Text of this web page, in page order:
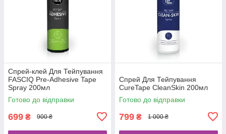
Спрей-клей Для Тейпування
FASCIQ Pre-Adhesive Tape
Spray 200мл
Готово до відправки
699 ₴ 900 ₴
Спрей Для Тейпування
CureTape CleanSkin 200мл
Готово до відправки
799 ₴ 1 000 ₴